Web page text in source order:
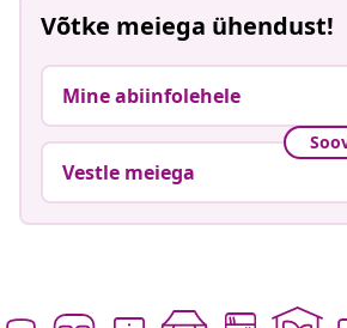
Võtke meiega ühendust!
Mine abiinfolehele
Vestle meiega